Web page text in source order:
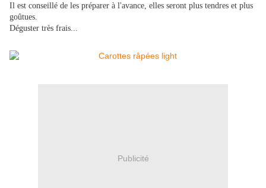
Il est conseillé de les préparer à l'avance, elles seront plus tendres et plus
goûtues.
Déguster très frais...
Publicité